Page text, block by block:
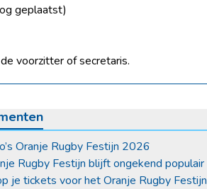
geplaatst)
voorzitter of secretaris.
Oranje Rugby Festijn 2026
Rugby Festijn blijft ongekend populair
je tickets voor het Oranje Rugby Festijn